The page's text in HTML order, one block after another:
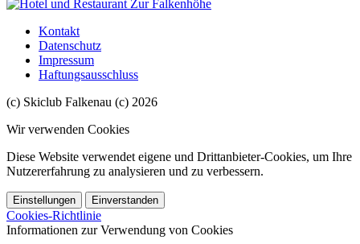
Kontakt
Datenschutz
Impressum
Haftungsausschluss
(c) Skiclub Falkenau (c) 2026
Wir verwenden Cookies
Diese Website verwendet eigene und Drittanbieter-Cookies, um Ihre
Nutzererfahrung zu analysieren und zu verbessern.
Einstellungen Einverstanden
Cookies-Richtlinie
Informationen zur Verwendung von Cookies